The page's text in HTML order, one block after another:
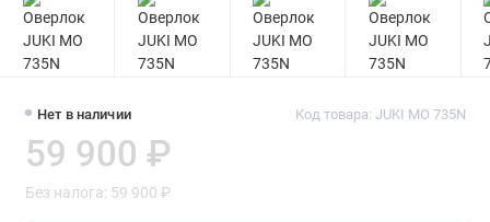
Нет в наличии Код товара: JUKI MO 735N
59 900 ₽
Без налога: 59 900 ₽